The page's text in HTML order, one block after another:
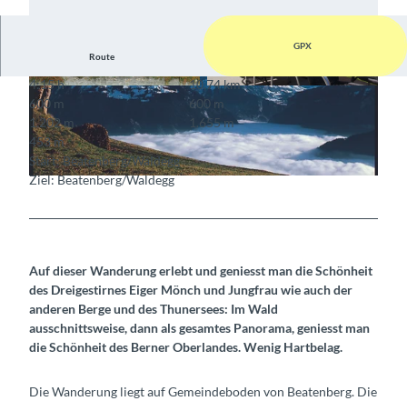
© Berne Rando, Berner Wanderwege
© Berne Rando, Beausite Beatenberg © Berne Rando, Beausite Beatenberg
Route
GPX
4:15 h
10,74 km
600 m
600 m
1.202 m
1.655 m
453 m
Start: Beatenberg/Waldegg
Ziel: Beatenberg/Waldegg
Auf dieser Wanderung erlebt und geniesst man die Schönheit
des Dreigestirnes Eiger Mönch und Jungfrau wie auch der
anderen Berge und des Thunersees: Im Wald
ausschnittsweise, dann als gesamtes Panorama, geniesst man
die Schönheit des Berner Oberlandes. Wenig Hartbelag.
Die Wanderung liegt auf Gemeindeboden von Beatenberg. Die